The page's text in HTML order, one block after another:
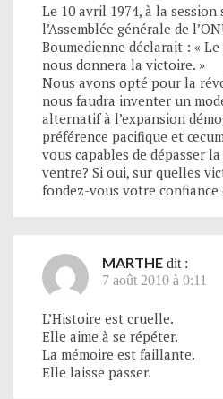
Le 10 avril 1974, à la session
l’Assemblée générale de
Boumedienne déclarait : «
nous donnera la victoire. »
Nous avons opté pour la
nous faudra inventer un
alternatif à l’expansion
préférence pacifique et
vous capables de dépasser
ventre? Si oui, sur quelles
fondez-vous votre confiance
MARTHE dit :
7 août 2010 à 0:11
L’Histoire est cruelle.
Elle aime à se répéter.
La mémoire est faillante.
Elle laisse passer.